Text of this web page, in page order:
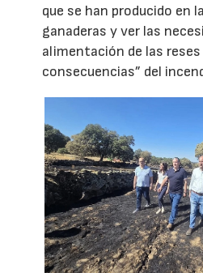
que se han producido en
ganaderas y ver las
alimentación de las reses
consecuencias” del